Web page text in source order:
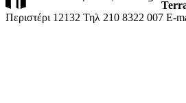
Περιστέρι 12132 Τηλ 210 8322 007 E-